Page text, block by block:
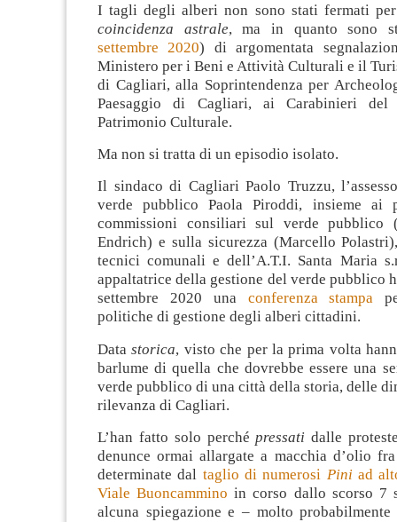
I tagli degli alberi non sono stati fermati per
coincidenza astrale, ma in quanto sono
settembre 2020) di argomentata
Ministero per i Beni e Attività Culturali e il
di Cagliari, alla Soprintendenza per
Paesaggio di Cagliari, ai Carabinieri del
Patrimonio Culturale.
Ma non si tratta di un episodio isolato.
Il sindaco di Cagliari Paolo Truzzu,
verde pubblico Paola Piroddi, insieme ai
commissioni consiliari sul verde pubblico
Endrich) e sulla sicurezza (Marcello
tecnici comunali e dell’A.T.I. Santa Maria
appaltatrice della gestione del verde pubblico
settembre 2020 una conferenza stampa
politiche di gestione degli alberi cittadini.
Datastorica, visto che per la prima volta
barlume di quella che dovrebbe essere una
verde pubblico di una città della storia, delle
rilevanza di Cagliari.
L’han fatto solo perchépressatidalle
denunce ormai allargate a macchia d’olio
determinate dal taglio di numerosi Pini ad
Viale Buoncammino in corso dallo scorso 7
alcuna spiegazione e – molto probabilmente